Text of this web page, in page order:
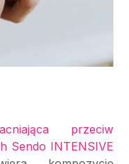
przeciw
Sendo INTENSIVE